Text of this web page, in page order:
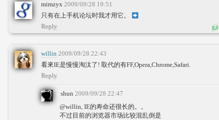
mimzyx 2009/09/28 19:51
只有在上手机论坛时我才用它。
Reply
willin 2009/09/28 22:43
看來IE是慢慢淘汰了! 取代的有FF,Opera,Chrome,Safari.
Reply
shun 2009/09/28 22:47
@willin, IE的寿命还很长的。。
不过目前的浏览器市场比较混乱倒是